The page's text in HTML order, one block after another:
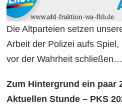
Die Altparteien setzen
Arbeit der Polizei aufs
vor der Wahrheit schließen…
Zum Hintergrund ein paar
Aktuellen Stunde – PKS